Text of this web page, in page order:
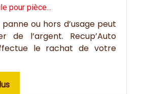
pour pièce...
ou hors d’usage peut
de l’argent. Recup’Auto
le rachat de votre